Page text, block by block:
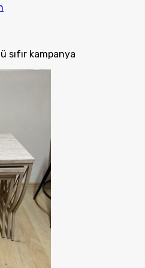
sıfır kampanya